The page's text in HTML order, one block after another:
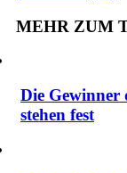
MEHR ZUM
Die Gewinner
stehen fest